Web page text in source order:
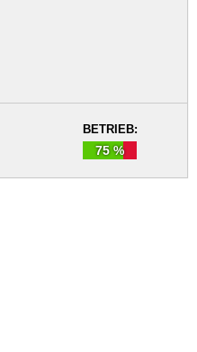
BETRIEB:
75 %